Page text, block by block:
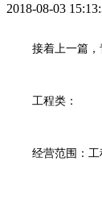
2018-08-03
接着上一篇
工程类：
经营范围：